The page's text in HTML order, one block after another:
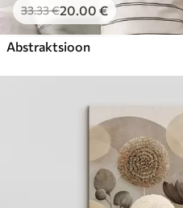
33.33€20.00 €
Abstraktsioon